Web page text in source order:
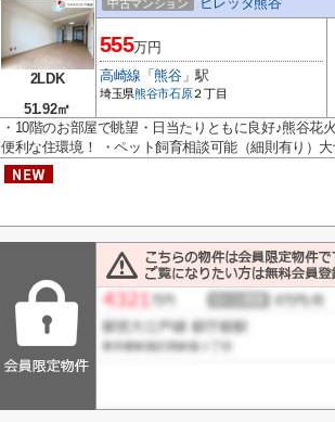
2LDK
51.92㎡
中古マンション
555万円
高崎線 「熊谷」駅
埼玉県熊谷市石原２丁目
・10階のお部屋で眺望・日当たりともに良好♪熊谷花
便利な住環境！ ・ペット飼育相談可能（細則有り）